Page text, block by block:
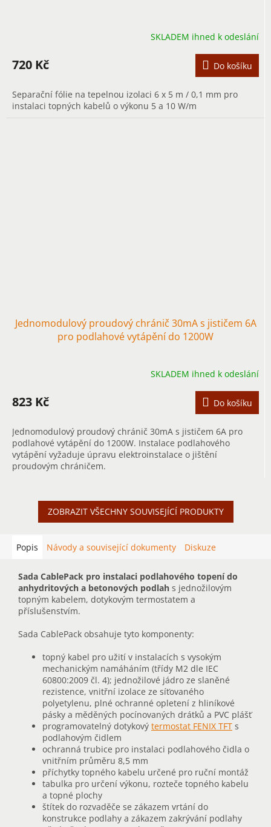
SKLADEM ihned k odeslání
720 Kč Do košíku
Separační fólie na tepelnou izolaci 6 x 5 m / 0,1 mm pro
instalaci topných kabelů o výkonu 5 a 10 W/m
Jednomodulový proudový chránič 30mA s jističem 6A
pro podlahové vytápění do 1200W
SKLADEM ihned k odeslání
823 Kč Do košíku
Jednomodulový proudový chránič 30mA s jističem 6A pro
podlahové vytápění do 1200W. Instalace podlahového
vytápění vyžaduje úpravu elektroinstalace o jištění
proudovým chráničem.
ZOBRAZIT VŠECHNY SOUVISEJÍCÍ PRODUKTY
Popis Návody a související dokumenty Diskuze
Sada CablePack pro instalaci podlahového topení do
anhydritových a betonových podlah s jednožilovým
topným kabelem, dotykovým termostatem a
příslušenstvím.
Sada CablePack obsahuje tyto komponenty:
topný kabel pro užití v instalacích s vysokým
mechanickým namáháním (třídy M2 dle IEC
60800:2009 čl. 4); jednožilové jádro ze slaněné
rezistence, vnitřní izolace ze síťovaného
polyetylenu, plné ochranné opletení z hliníkové
pásky a měděných pocínovaných drátků a PVC plášť
programovatelný dotykový termostat FENIX TFT s
podlahovým čidlem
ochranná trubice pro instalaci podlahového čidla o
vnitřním průměru 8,5 mm
příchytky topného kabelu určené pro ruční montáž
tabulka pro určení výkonu, rozteče topného kabelu
a topné plochy
štítek do rozvaděče se zákazem vrtání do
konstrukce podlahy a zákazem zakrývání podlahy